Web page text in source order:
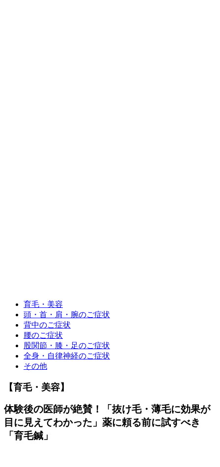
育毛・美容
頭・首・肩・腕のご症状
背中のご症状
腰のご症状
股関節・膝・足のご症状
全身・自律神経のご症状
その他
【育毛・美容】
体験後の医師が絶賛！「抜け毛・薄毛に効果が
目に見えてわかった」薬に頼る前に試すべき
「育毛鍼」